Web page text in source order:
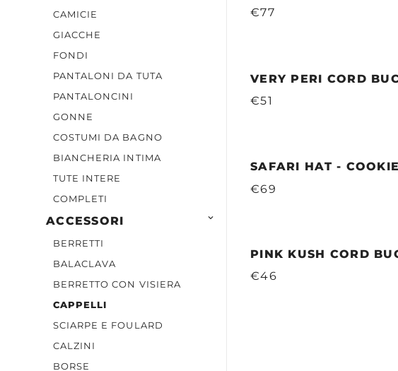
CAMICIE
GIACCHE
FONDI
PANTALONI DA TUTA
PANTALONCINI
GONNE
COSTUMI DA BAGNO
BIANCHERIA INTIMA
TUTE INTERE
COMPLETI
ACCESSORI 
BERRETTI
BALACLAVA
BERRETTO CON VISIERA
CAPPELLI
SCIARPE E FOULARD
CALZINI
BORSE
€77
VERY PERI CORD
€51
SAFARI HAT - COOKIE
€69
PINK KUSH CORD
€46